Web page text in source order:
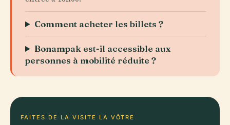
Comment acheter les billets ?
Bonampak est-il accessible aux
personnes à mobilité réduite ?
FAITES DE LA VISITE LA VÔTRE